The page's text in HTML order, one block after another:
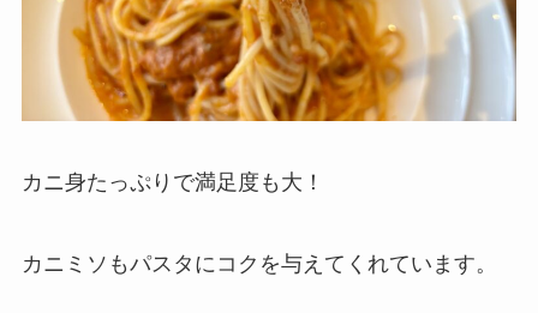
カニ身たっぷりで満足度も大！
カニミソもパスタにコクを与えてくれています。